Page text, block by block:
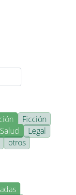
Ficción
Salud
Legal
otros